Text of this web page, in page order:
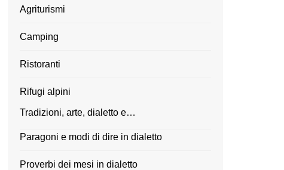
Agriturismi
Camping
Ristoranti
Rifugi alpini
Tradizioni, arte, dialetto e…
Paragoni e modi di dire in dialetto
Proverbi dei mesi in dialetto